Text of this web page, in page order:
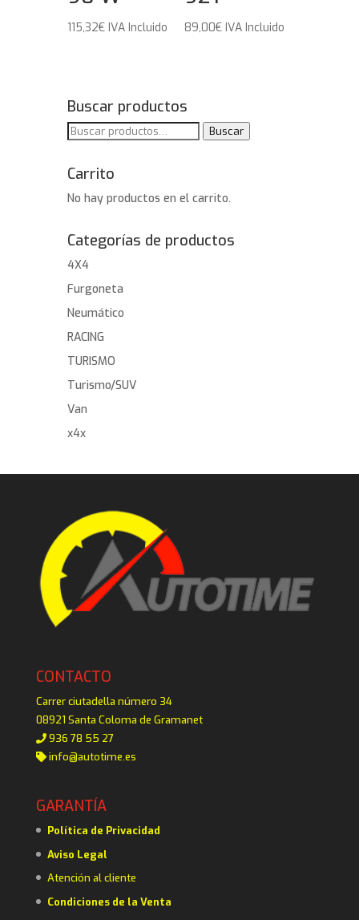
115,32€ IVA Incluido 89,00€ IVA Incluido
Buscar productos
Buscar
Buscar
Carrito
No hay productos en el carrito.
Categorías de productos
4X4
Furgoneta
Neumático
RACING
TURISMO
Turismo/SUV
Van
x4x
CONTACTO
Carrer ciutadella número 34
08921 Santa Coloma de Gramanet
936 78 55 27
info@autotime.es
GARANTÍA
Política de Privacidad
Aviso Legal
Atención al cliente
Condiciones de la Venta